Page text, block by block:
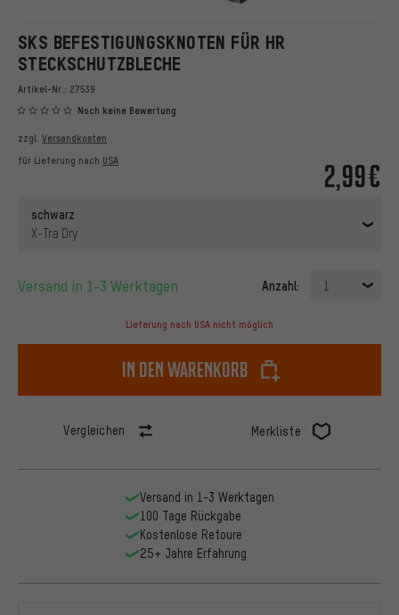
SKS BEFESTIGUNGSKNOTEN FÜR HR
STECKSCHUTZBLECHE
Artikel-Nr.: 27539
Noch keine Bewertung
2,99€
zzgl. Versandkosten
für Lieferung nach USA
schwarz
X-Tra Dry
Versand in 1-3 Werktagen Anzahl: 1
Lieferung nach USA nicht möglich
In den Warenkorb
Vergleichen Merkliste
Versand in 1-3 Werktagen
100 Tage Rückgabe
Kostenlose Retoure
25+ Jahre Erfahrung